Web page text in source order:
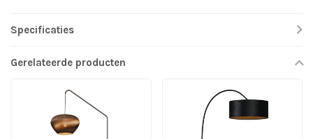
Specificaties
Gerelateerde producten